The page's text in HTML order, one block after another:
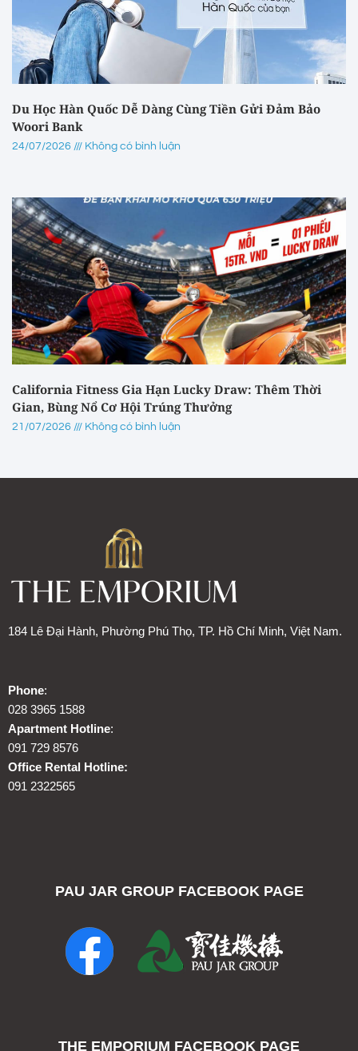
Du Học Hàn Quốc Dễ Dàng Cùng Tiền Gửi Đảm Bảo
Woori Bank
24/07/2026 Không có bình luận
California Fitness Gia Hạn Lucky Draw: Thêm Thời
Gian, Bùng Nổ Cơ Hội Trúng Thưởng
21/07/2026 Không có bình luận
184 Lê Đại Hành, Phường Phú Thọ, TP. Hồ Chí Minh, Việt Nam.
Phone:
028 3965 1588
Apartment Hotline:
091 729 8576
Office Rental Hotline:
091 2322565
PAU JAR GROUP FACEBOOK PAGE
THE EMPORIUM FACEBOOK PAGE